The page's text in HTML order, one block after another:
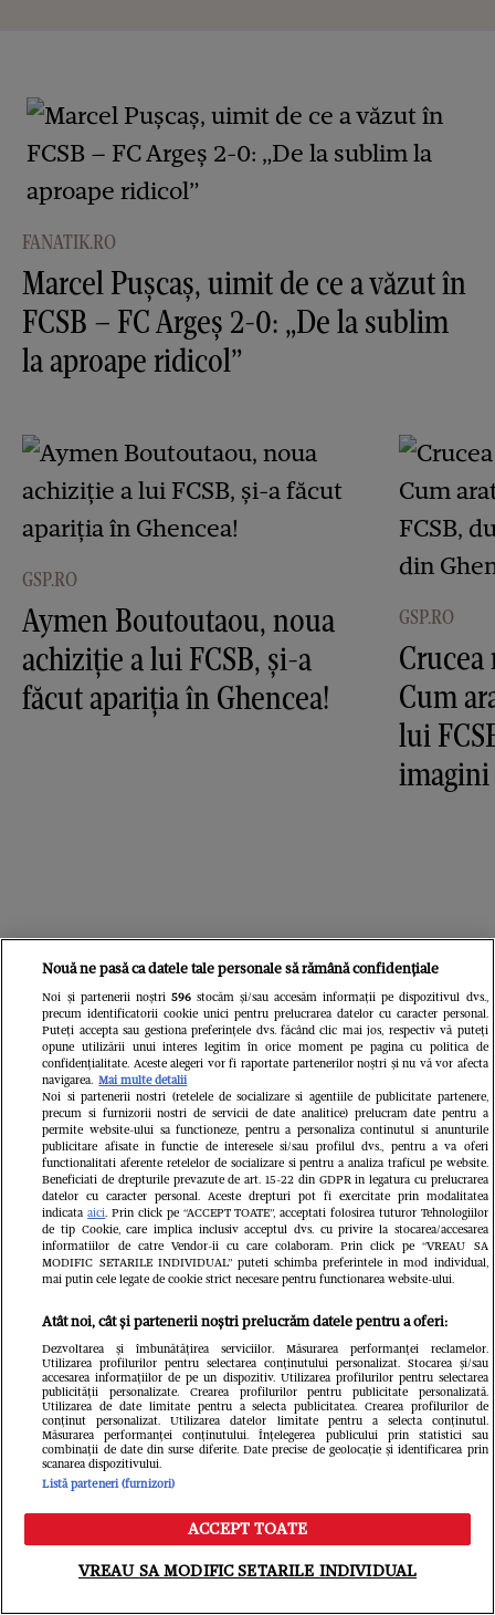
FANATIK.RO
Marcel Pușcaș, uimit de ce a văzut în
FCSB – FC Argeș 2-0: „De la sublim
la aproape ridicol”
GSP.RO
Aymen Boutoutaou, noua
achiziție a lui FCSB, și-a
făcut apariția în Ghencea!
GSP.RO
Crucea
Cum
lui
imagini
Libertatea
Elena a ales facultatea care are doar
câțiva studenți pe an: „Prietenii m-au
Meniu Caută
Nouă ne pasă ca datele tale personale să rămână confidențiale
Noi și partenerii noștri 596stocăm și/sau accesăm informații pe dispozitivul dvs.,
precum identificatorii cookie unici pentru prelucrarea datelor cu caracter personal.
Puteți accepta sau gestiona preferințele dvs. făcând clic mai jos, respectiv vă puteți
opune utilizării unui interes legitim în orice moment pe pagina cu politica de
confidențialitate. Aceste alegeri vor fi raportate partenerilor noștri și nu vă vor afecta
navigarea. Mai multe detalii
Noi si partenerii nostri (retelele de socializare si agentiile de publicitate partenere,
precum si furnizorii nostri de servicii de date analitice) prelucram date pentru a
permite website-ului sa functioneze, pentru a personaliza continutul si anunturile
publicitare afisate in functie de interesele si/sau profilul dvs., pentru a va oferi
functionalitati aferente retelelor de socializare si pentru a analiza traficul pe website.
Beneficiati de drepturile prevazute de art. 15-22 din GDPR in legatura cu prelucrarea
datelor cu caracter personal. Aceste drepturi pot fi exercitate prin modalitatea
indicataaici. Prin click pe “ACCEPT TOATE”, acceptati folosirea tuturor Tehnologiilor
de tip Cookie, care implica inclusiv acceptul dvs. cu privire la stocarea/accesarea
informatiilor de catre Vendor-ii cu care colaboram. Prin click pe “VREAU SA
MODIFIC SETARILE INDIVIDUAL” puteti schimba preferintele in mod individual,
mai putin cele legate de cookie strict necesare pentru functionarea website-ului.
Atât noi, cât și partenerii noștri prelucrăm datele pentru a oferi:
Dezvoltarea și îmbunătățirea serviciilor. Măsurarea performanței reclamelor.
Utilizarea profilurilor pentru selectarea conținutului personalizat. Stocarea și/sau
accesarea informațiilor de pe un dispozitiv. Utilizarea profilurilor pentru selectarea
publicității personalizate. Crearea profilurilor pentru publicitate personalizată.
Utilizarea de date limitate pentru a selecta publicitatea. Crearea profilurilor de
conținut personalizat. Utilizarea datelor limitate pentru a selecta conținutul.
Măsurarea performanței conținutului. Înțelegerea publicului prin statistici sau
combinații de date din surse diferite. Date precise de geolocație și identificarea prin
scanarea dispozitivului.
Listă parteneri (furnizori)
ACCEPT TOATE
VREAU SA MODIFIC SETARILE INDIVIDUAL